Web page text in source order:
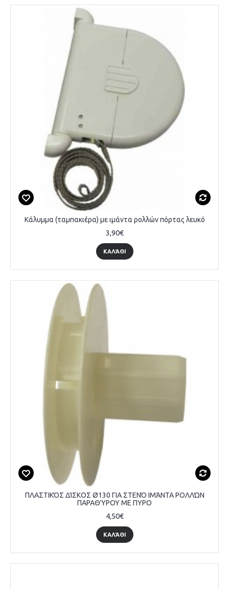
Κάλυμμα (ταμπακιέρα) με ιμάντα ρολλών πόρτας λευκό
3,90€
ΚΑΛΆΘΙ
ΠΛΑΣΤΙΚΌΣ ΔΊΣΚΟΣ Ø130 ΓΙΑ ΣΤΕΝΌ ΙΜΆΝΤΑ ΡΟΛΛΏΝ
ΠΑΡΑΘΎΡΟΥ ΜΕ ΠΥΡΟ
4,50€
ΚΑΛΆΘΙ